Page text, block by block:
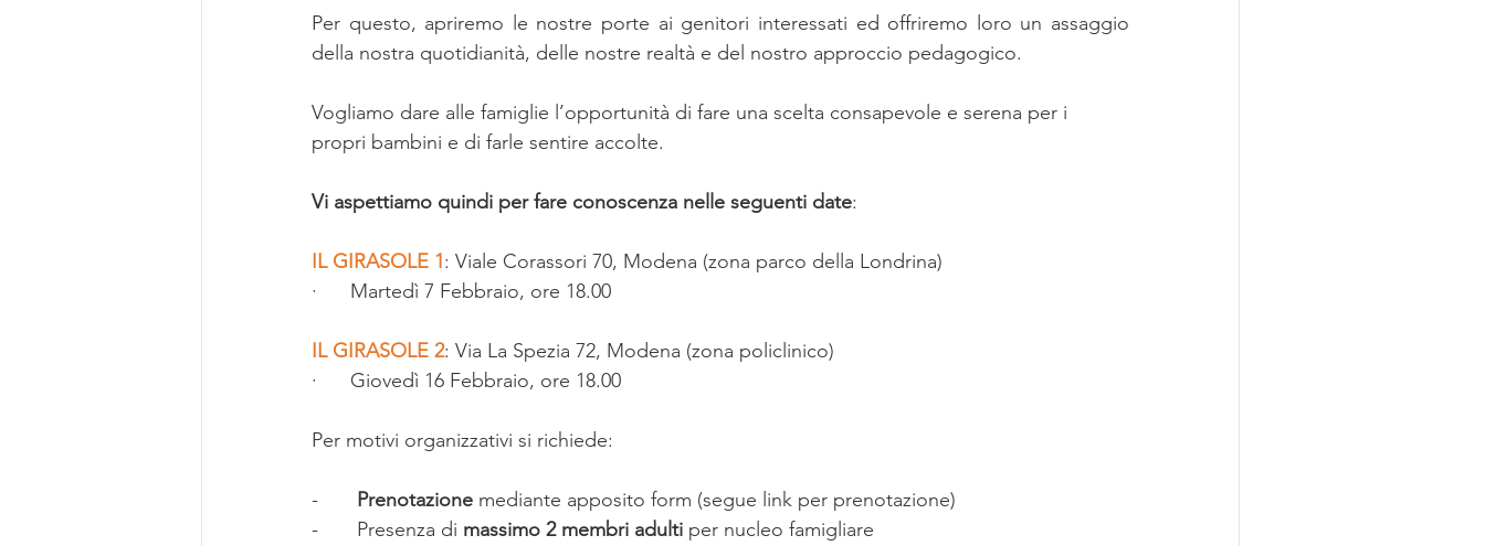
Per questo, apriremo le nostre porte ai genitori interessati ed offriremo loro un assaggio
della nostra quotidianità, delle nostre realtà e del nostro approccio pedagogico.
Vogliamo dare alle famiglie l’opportunità di fare una scelta consapevole e serena per i
propri bambini e di farle sentire accolte.
Vi aspettiamo quindi per fare conoscenza nelle seguenti date:
IL GIRASOLE 1: Viale Corassori 70, Modena (zona parco della Londrina)
·      Martedì 7 Febbraio, ore 18.00
IL GIRASOLE 2: Via La Spezia 72, Modena (zona policlinico)
·      Giovedì 16 Febbraio, ore 18.00
Per motivi organizzativi si richiede:
- Prenotazione mediante apposito form (segue link per prenotazione)
-       Presenza di massimo 2 membri adulti per nucleo famigliare